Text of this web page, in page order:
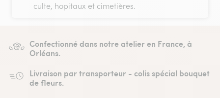
culte, hopitaux et cimetières.
Confectionné dans notre atelier en France, à
Orléans.
Livraison par transporteur - colis spécial bouquet
de fleurs.